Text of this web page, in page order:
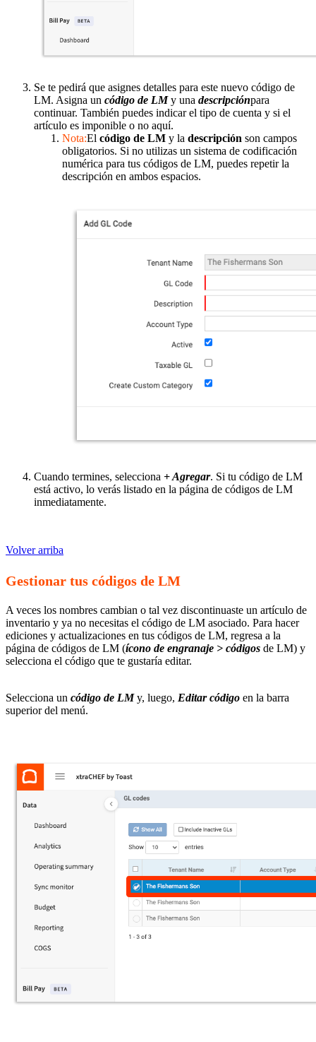
Se te pedirá que asignes detalles para este nuevo código de
LM. Asigna un código de LMy una descripciónpara
continuar. También puedes indicar el tipo de cuenta y si el
artículo es imponible o no aquí.
Nota:El código de LM y la descripción son campos
obligatorios. Si no utilizas un sistema de codificación
numérica para tus códigos de LM, puedes repetir la
descripción en ambos espacios.
Cuando termines, selecciona + Agregar. Si tu código de LM
está activo, lo verás listado en la página de códigos de LM
inmediatamente.
Volver arriba
Gestionar tus códigos de LM
A veces los nombres cambian o tal vez discontinuaste un artículo de
inventario y ya no necesitas el código de LM asociado. Para hacer
ediciones y actualizaciones en tus códigos de LM, regresa a la
página de códigos de LM (ícono de engranaje > códigos de LM) y
selecciona el código que te gustaría editar.
Selecciona un código de LMy, luego, Editar código en la barra
superior del menú.